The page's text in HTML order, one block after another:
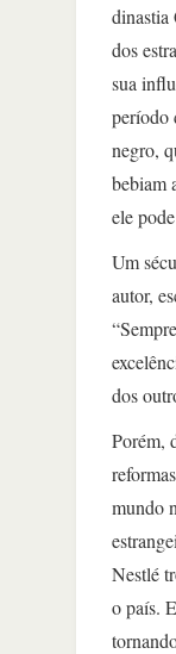
dinastia
dos
sua
período
negro,
bebiam
ele
Um
autor,
dos
Porém,
mundo
Nestlé
o país.